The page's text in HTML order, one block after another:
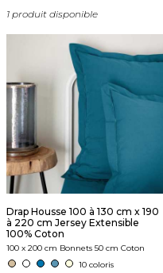
1 produit disponible
Drap Housse 100 à 130 cm x 190
à 220 cm Jersey Extensible
100% Coton
100 x 200 cm Bonnets 50 cm Coton
10 coloris